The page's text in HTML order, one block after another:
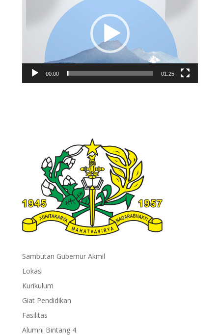
00:00 01:25
Sambutan Gubernur Akmil
Lokasi
Kurikulum
Giat Pendidikan
Fasilitas
Alumni Bintang 4